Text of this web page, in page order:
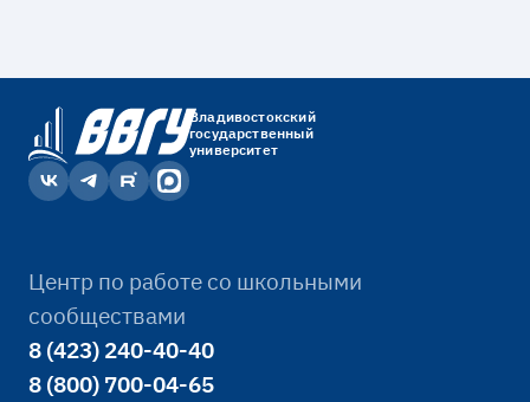
Владивостокский
государственный
университет
Центр по работе со школьными
сообществами
8 (423) 240-40-40
8 (800) 700-04-65